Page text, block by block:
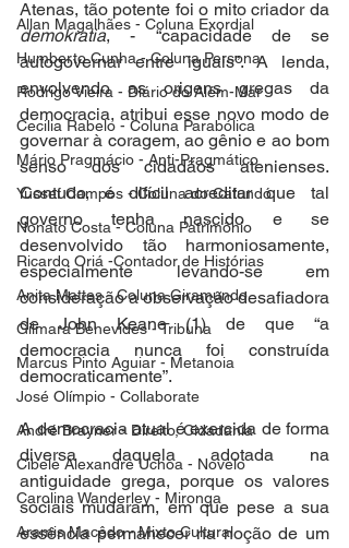
Allan Magalhães - Coluna Exordial
Humberto Cunha - Coluna Persona
Rodrigo Vieira - Diário do Além-Mar
Cecilia Rabelo - Coluna Parabólica
Mário Pragmácio - Anti-Pragmático
Yussef Campos - Coluna do Cafundó
Nonato Costa - Coluna Patrimônio
Ricardo Oriá -Contador de Histórias
Anita Mattes - Coluna Giramundo
Gilmara Benevides - Tribuna
Marcus Pinto Aguiar - Metanoia
José Olímpio - Collaborate
André Brayner - Direito, Cidadania
Cibele Alexandre Uchoa - Novelo
Carolina Wanderley - Mironga
Aramis Macêdo - Mixto Cultural
demokratia, - “capacidade de se
autogovernar entre iguais”. A lenda,
envolvendo as origens gregas da
democracia, atribui esse novo modo de
governar à coragem, ao gênio e ao bom
senso dos cidadãos atenienses.
Contudo, é difícil acreditar que tal
governo tenha nascido e se
desenvolvido tão harmoniosamente,
especialmente levando-se em
consideração a observação desafiadora
de John Keane (1) de que “a
democracia nunca foi construída
democraticamente”.
A democracia atual é exercida de forma
diversa daquela adotada na
antiguidade grega, porque os valores
sociais mudaram, em que pese a sua
essência permanecer na noção de um